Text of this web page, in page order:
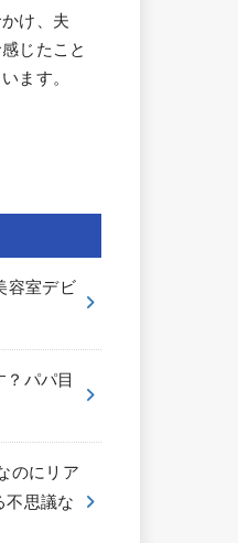
け、夫
じたこと
ます。
容室デビ
パパ目
のにリア
不思議な